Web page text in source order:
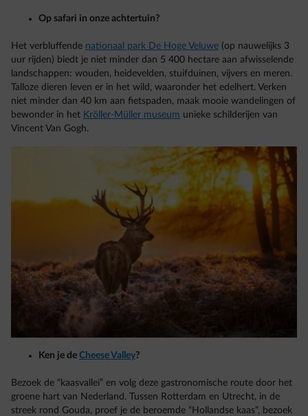
Op safari in onze achtertuin?
Het verbluffende nationaal park De Hoge Veluwe (op nauwelijks 3
uur rijden) biedt je niet minder dan 5 400 hectare aan afwisselende
landschappen: wouden, heidevelden, stuifduinen, vijvers en meren.
Talloze dieren leven er in het wild, waaronder het edelhert. Verken
niet minder dan 40 km aan fietspaden, maak mooie wandelingen of
bewonder in het Kröller-Müller museum unieke schilderijen van
Vincent Van Gogh.
Ken je de Cheese Valley?
Bezoek de “kaasvallei” en volg deze gastronomische route door het
groene hart van Nederland. Tussen Rotterdam en Utrecht, in de
streek rond Gouda, proef je de beroemde “Hollandse kaas”, bezoek